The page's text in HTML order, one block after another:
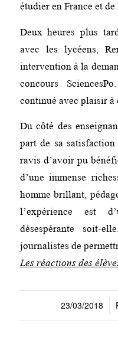
étudier en France et
Deux heures plus
avec les lycéens,
intervention à la
concours
continué avec plaisir à
Du côté des
part de sa
ravis d’avoir pu
d’une immense
homme brillant,
l’expérience est
désespérante soit-
journalistes de
Les réactions des
23/03/2018
/